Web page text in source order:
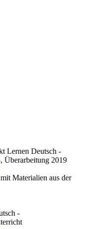
Lernen Deutsch -
Überarbeitung 2019
Materialien aus der
-